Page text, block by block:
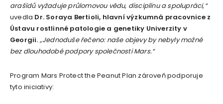
arašídů vyžaduje průlomovou vědu, disciplínu a spolupráci,“
uvedla Dr. Soraya Bertioli, hlavní výzkumná pracovnice z
Ústavu rostlinné patologie a genetiky Univerzity v
Georgii. „Jednoduše řečeno: naše objevy by nebyly možné
bez dlouhodobé podpory společnosti Mars.“
Program Mars Protect the Peanut Plan zároveň podporuje
tyto iniciativy: